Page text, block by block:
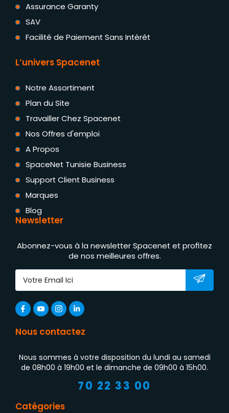
Assurance Garanty
SAV
Facilité de Paiement Sans Intérêt
L’univers Spacenet
Notre Assortiment
Plan du Site
Travailler Chez Spacenet
Nos Offres d'emploi
A Propos
SpaceNet Tunisie Business
Support Client Business
Marques
Blog
Newsletter
Abonnez-vous à la newsletter Spacenet et profitez
de nos meilleures offres.
Nous contactez
Nous sommes à votre disposition du lundi au samedi
de 08h00 à 19h00 et le dimanche de 09h00 à 15h00.
70 22 33 00
Catégories